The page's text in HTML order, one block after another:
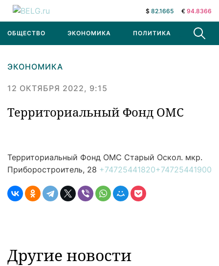
$ 82.1665 € 94.8366
ОБЩЕСТВО ЭКОНОМИКА ПОЛИТИКА В МИРЕ
ЭКОНОМИКА
12 ОКТЯБРЯ 2022, 9:15
Территориальный Фонд ОМС
Территориальный Фонд ОМС Старый Оскол. мкр.
Приборостроитель, 28 +74725441820+74725441900
Другие новости